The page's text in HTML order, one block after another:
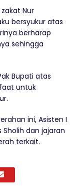
Nur
bersyukur atas
berharap
sehingga
Bupati atas
untuk
ini, Asisten I
Sholih dan jajaran
terkait.